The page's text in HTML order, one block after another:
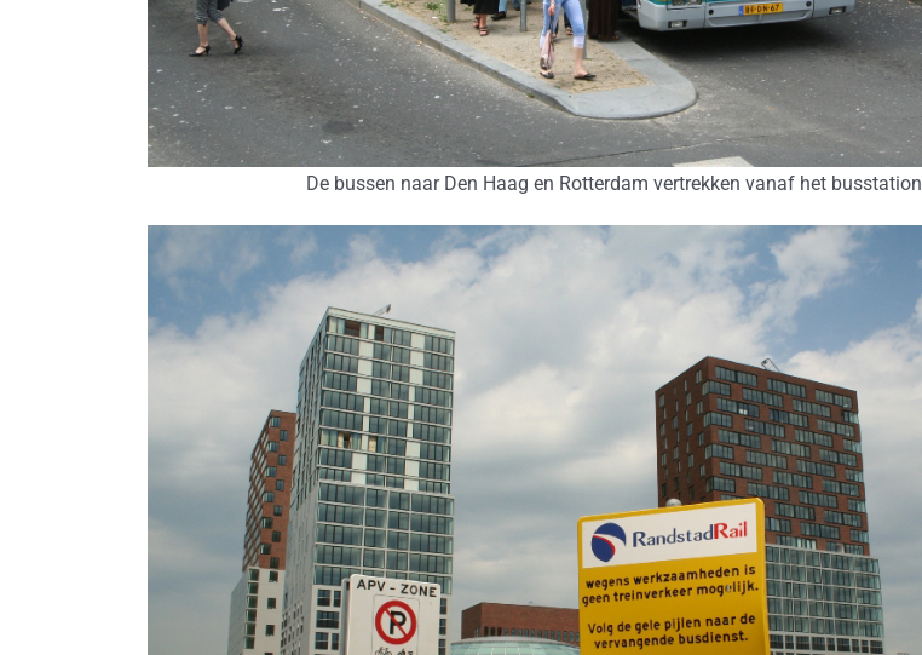
De bussen naar Den Haag en Rotterdam vertrekken vanaf het busstation